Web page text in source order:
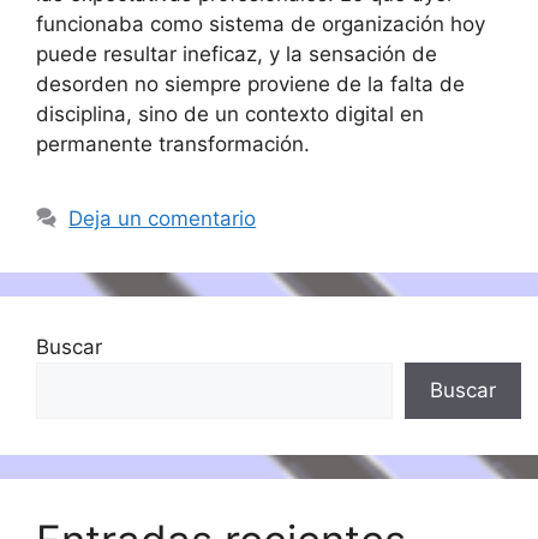
funcionaba como sistema de organización hoy
puede resultar ineficaz, y la sensación de
desorden no siempre proviene de la falta de
disciplina, sino de un contexto digital en
permanente transformación.
Deja un comentario
Buscar
Buscar